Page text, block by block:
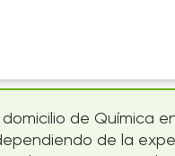
de Química
de la